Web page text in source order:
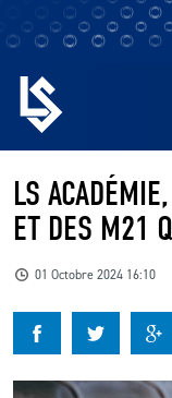
EQUIPES
BILLETTERIE
KIDS
LS
ET DES M21
01 Octobre 2024 16:10